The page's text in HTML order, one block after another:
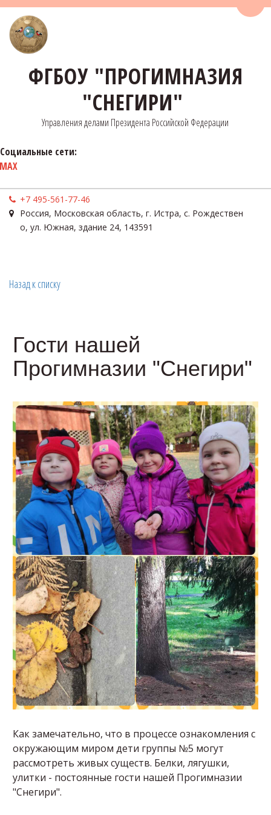
ФГБОУ "ПРОГИМНАЗИЯ
"СНЕГИРИ"
Управления делами Президента Российской Федерации
Социальные сети:
MAX
+7 495-561-77-46
Россия, Московская область, г. Истра, с. Рождествен
о, ул. Южная, здание 24, 143591
Назад к списку
Гости нашей
Прогимназии "Снегири"
Как замечательно, что в процессе ознакомления с
окружающим миром дети группы №5 могут
рассмотреть живых существ. Белки, лягушки,
улитки - постоянные гости нашей Прогимназии
"Снегири".